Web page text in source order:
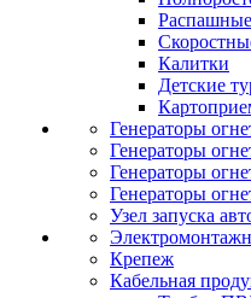
Калитки
Детские
Генераторы
Генераторы
Генераторы
Генераторы
Узел запуска
Крепеж
Кабельная